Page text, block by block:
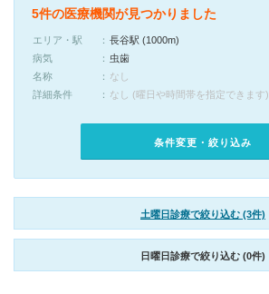
5件の医療機関が見つかりました
エリア・駅
長谷駅 (1000m)
病気
虫歯
名称
なし
詳細条件
なし (曜日や時間帯を指定できます)
条件変更・絞り込み
土曜日診療で絞り込む (3件)
日曜日診療で絞り込む (0件)